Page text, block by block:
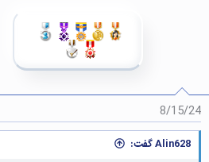
]
:
8/15/24
Alin628 گفت: